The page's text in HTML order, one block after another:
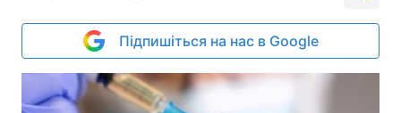
Підпишіться на нас в Google